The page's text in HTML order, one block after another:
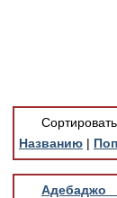
Обратная связь
Добавить материал
Названию |